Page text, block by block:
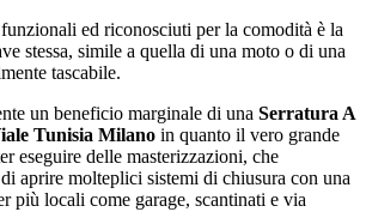
ed riconosciuti per la comodità è la
stessa, simile a quella di una moto o di una
tascabile.
un beneficio marginale di una Serratura A
Tunisia Milano in quanto il vero grande
eseguire delle masterizzazioni, che
aprire molteplici sistemi di chiusura con una
più locali come garage, scantinati e via